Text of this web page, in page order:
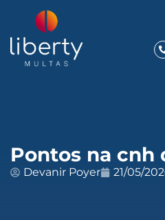
Pontos na cnh
Devanir Poyer 21/05/